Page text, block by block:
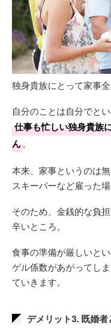
独身貴族にとって家事
自分のことは自分でと
仕事も忙しい独身貴族
ん。
本来、家事というのは
スキーパーなど雇った
そのため、金銭的な負
辛いところ。
食事の準備が厳しいと
ゲル係数があがってし
ていきます。
デメリット3. 既婚